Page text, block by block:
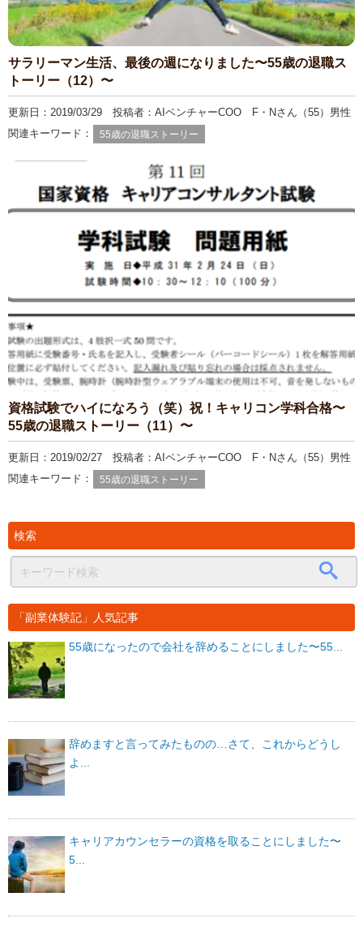
サラリーマン生活、最後の週になりました〜55歳の退職ス
トーリー（12）〜
更新日：2019/03/29 投稿者：AIベンチャーCOO F・Nさん（55）男性
関連キーワード：
55歳の退職ストーリー
資格試験でハイになろう（笑）祝！キャリコン学科合格〜
55歳の退職ストーリー（11）〜
更新日：2019/02/27 投稿者：AIベンチャーCOO F・Nさん（55）男性
関連キーワード：
55歳の退職ストーリー
検索
「副業体験記」人気記事
55歳になったので会社を辞めることにしました〜55...
辞めますと言ってみたものの…さて、これからどうし
よ...
キャリアカウンセラーの資格を取ることにしました〜
5...